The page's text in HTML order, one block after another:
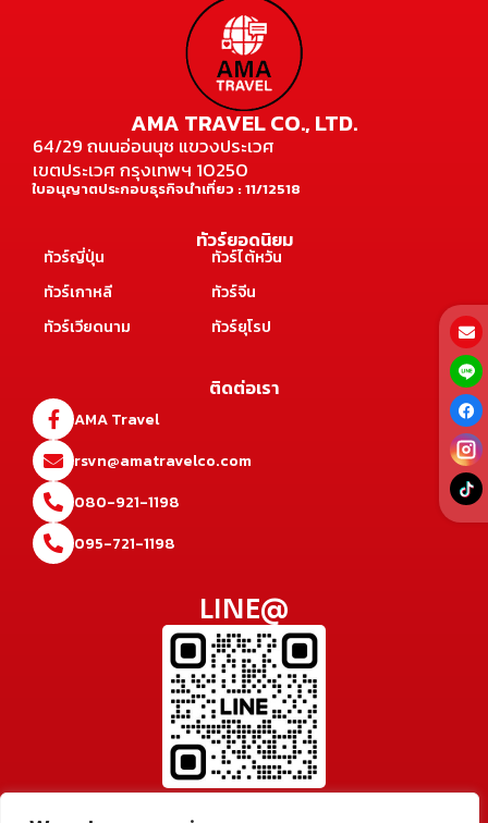
AMA TRAVEL CO., LTD.
64/29 ถนนอ่อนนุช แขวงประเวศ
เขตประเวศ กรุงเทพฯ 10250
ใบอนุญาตประกอบธุรกิจนำเที่ยว : 11/12518
ทัวร์ยอดนิยม
ทัวร์ญี่ปุ่น
ทัวร์เกาหลี
ทัวร์เวียดนาม
ทัวร์ไต้หวัน
ทัวร์จีน
ทัวร์ยุโรป
ติดต่อเรา
AMA Travel
rsvn@amatravelco.com
080-921-1198
095-721-1198
LINE@
@amatravel